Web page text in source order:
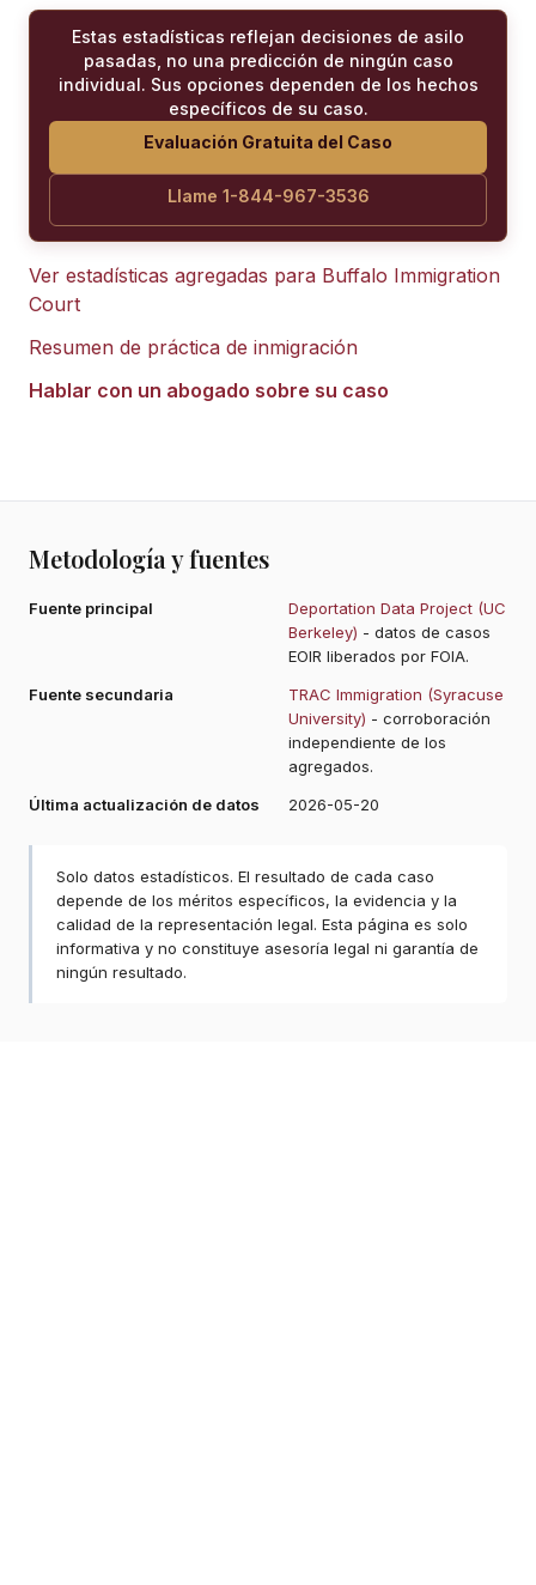
Estas estadísticas reflejan decisiones de asilo
pasadas, no una predicción de ningún caso
individual. Sus opciones dependen de los hechos
específicos de su caso.
Evaluación Gratuita del Caso
Llame 1-844-967-3536
Ver estadísticas agregadas para Buffalo Immigration
Court
Resumen de práctica de inmigración
Hablar con un abogado sobre su caso
Metodología y fuentes
Fuente principal
Deportation Data Project (UC
Berkeley) - datos de casos
EOIR liberados por FOIA.
Fuente secundaria
TRAC Immigration (Syracuse
University) - corroboración
independiente de los
agregados.
Última actualización de datos
2026-05-20
Solo datos estadísticos. El resultado de cada caso
depende de los méritos específicos, la evidencia y la
calidad de la representación legal. Esta página es solo
informativa y no constituye asesoría legal ni garantía de
ningún resultado.